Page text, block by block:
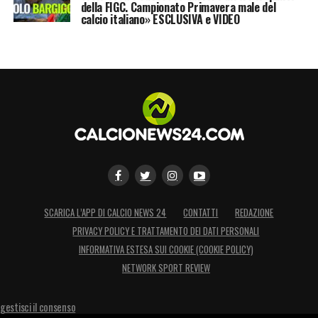
no?!
LA PLAYLIST DELLE NOSTRE TOP NEWS
della FIGC. Campionato Primavera male del
calcio italiano» ESCLUSIVA e VIDEO
SCARICA L’APP DI CALCIO NEWS 24 CONTATTI
REDAZIONE
PRIVACY POLICY E TRATTAMENTO DEI DATI PERSONALI
INFORMATIVA ESTESA SUI COOKIE (COOKIE POLICY)
NETWORK SPORT REVIEW
gestisci il consenso